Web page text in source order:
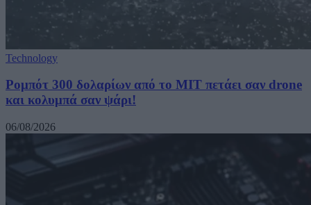
Technology
Ρομπότ 300 δολαρίων από το MIT πετάει σαν drone
και κολυμπά σαν ψάρι!
06/08/2026